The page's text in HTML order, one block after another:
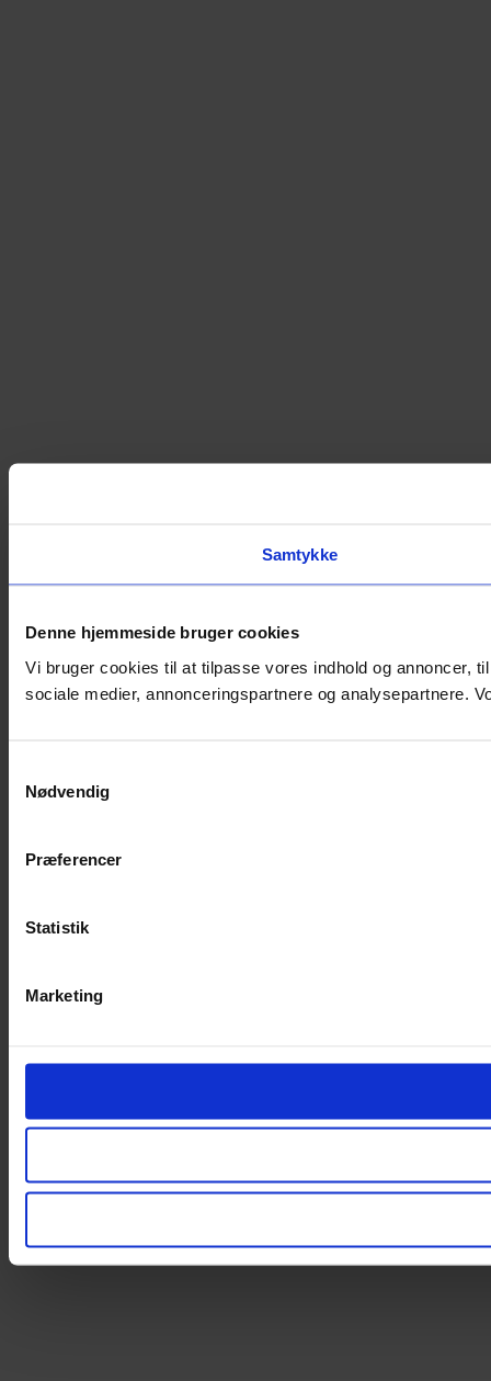
Samtykke
Denne hjemmeside bruger cookies
Vi bruger cookies til at tilpasse vores indhold og annoncer,
sociale medier, annonceringspartnere og analysepartnere.
Nødvendig
Præferencer
Statistik
Marketing